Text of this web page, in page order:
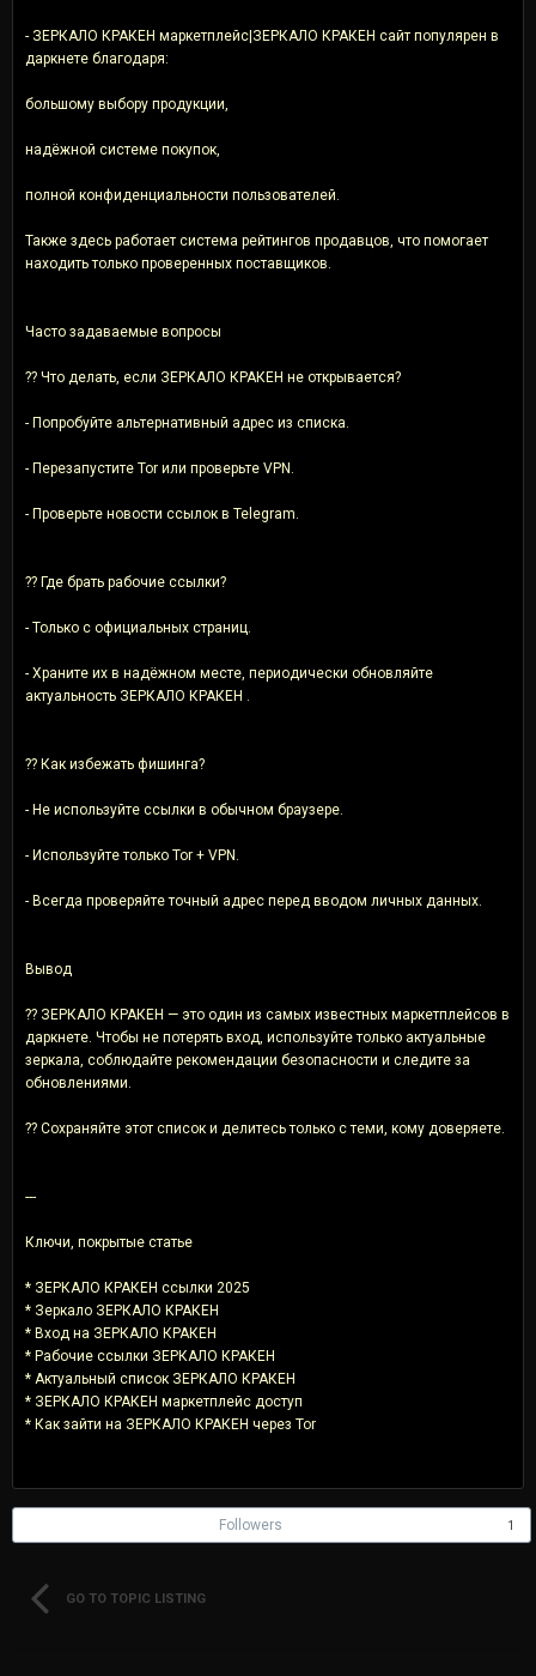
- ЗЕРКАЛО КРАКЕН маркетплейс|ЗЕРКАЛО КРАКЕН сайт популярен в
даркнете благодаря:
большому выбору продукции,
надёжной системе покупок,
полной конфиденциальности пользователей.
Также здесь работает система рейтингов продавцов, что помогает
находить только проверенных поставщиков.
Часто задаваемые вопросы
?? Что делать, если ЗЕРКАЛО КРАКЕН не открывается?
- Попробуйте альтернативный адрес из списка.
- Перезапустите Tor или проверьте VPN.
- Проверьте новости ссылок в Telegram.
?? Где брать рабочие ссылки?
- Только с официальных страниц.
- Храните их в надёжном месте, периодически обновляйте
актуальность ЗЕРКАЛО КРАКЕН .
?? Как избежать фишинга?
- Не используйте ссылки в обычном браузере.
- Используйте только Tor + VPN.
- Всегда проверяйте точный адрес перед вводом личных данных.
Вывод
?? ЗЕРКАЛО КРАКЕН — это один из самых известных маркетплейсов в
даркнете. Чтобы не потерять вход, используйте только актуальные
зеркала, соблюдайте рекомендации безопасности и следите за
обновлениями.
?? Сохраняйте этот список и делитесь только с теми, кому доверяете.
---
Ключи, покрытые статье
* ЗЕРКАЛО КРАКЕН ссылки 2025
* Зеркало ЗЕРКАЛО КРАКЕН
* Вход на ЗЕРКАЛО КРАКЕН
* Рабочие ссылки ЗЕРКАЛО КРАКЕН
* Актуальный список ЗЕРКАЛО КРАКЕН
* ЗЕРКАЛО КРАКЕН маркетплейс доступ
* Как зайти на ЗЕРКАЛО КРАКЕН через Tor
Followers 1
GO TO TOPIC LISTING